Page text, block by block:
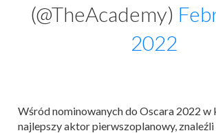
(@TheAcademy)
2022
Wśród nominowanych do Oscara 2022
najlepszy aktor pierwszoplanowy, znaleźli